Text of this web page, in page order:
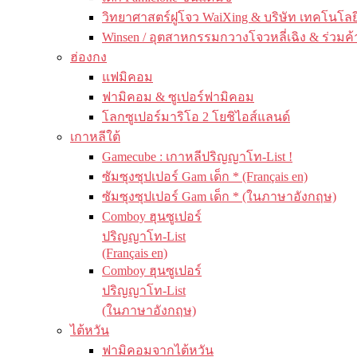
วิทยาศาสตร์ฝูโจว WaiXing & บริษัท เทคโนโล
Winsen / อุตสาหกรรมกวางโจวหลี่เฉิง & ร่วมค้
ฮ่องกง
แฟมิคอม
ฟามิคอม & ซูเปอร์ฟามิคอม
โลกซูเปอร์มาริโอ 2 โยชิไอส์แลนด์
เกาหลีใต้
Gamecube : เกาหลีปริญญาโท-List !
ซัมซุงซุปเปอร์ Gam เด็ก * (Français en)
ซัมซุงซุปเปอร์ Gam เด็ก * (ในภาษาอังกฤษ)
Comboy ฮุนซูเปอร์
ปริญญาโท-List
(Français en)
Comboy ฮุนซูเปอร์
ปริญญาโท-List
(ในภาษาอังกฤษ)
ไต้หวัน
ฟามิคอมจากไต้หวัน